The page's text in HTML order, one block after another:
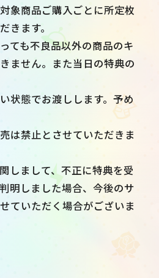
象商品ご購入ごとに所定枚
きます。
ても不良品以外の商品のキ
ません。また当日の特典の
状態でお渡しします。予め
は禁止とさせていただきま
しまして、不正に特典を受
明しました場合、今後のサ
ていただく場合がございま